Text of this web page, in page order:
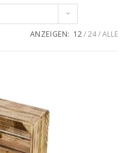
ANZEIGEN: 12 24 ALLE